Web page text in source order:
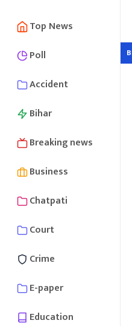
Top News
Poll
Accident
Bihar
Breaking news
Business
Chatpati
Court
Crime
E-paper
Education
किलोमीटर तक बने पक्के निर्माण पर